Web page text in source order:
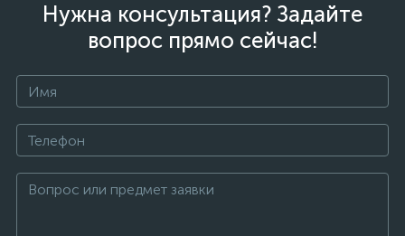
Нужна консультация? Задайте
вопрос прямо сейчас!